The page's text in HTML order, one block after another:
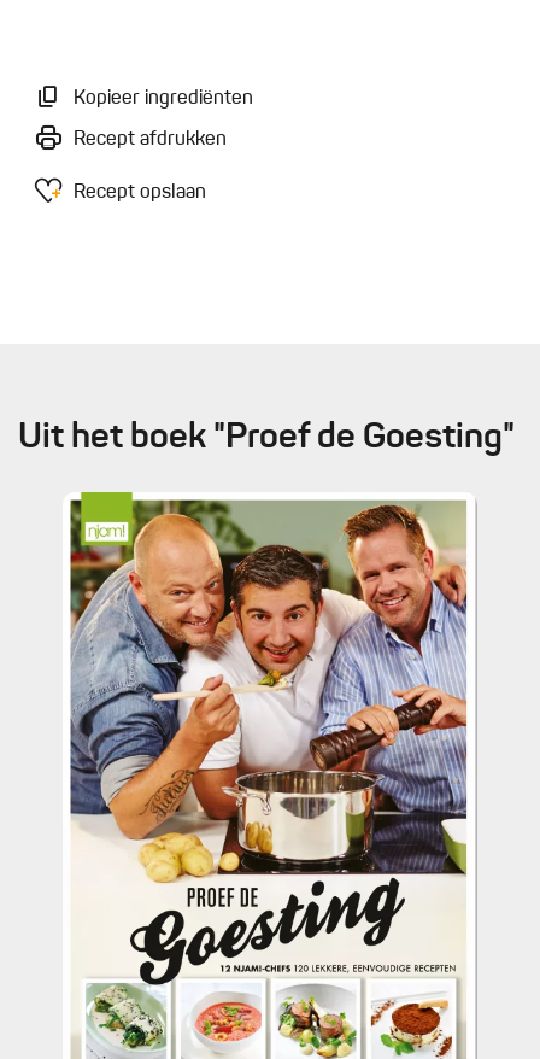
Kopieer ingrediënten
Recept afdrukken
Recept opslaan
Uit het boek "Proef de Goesting"